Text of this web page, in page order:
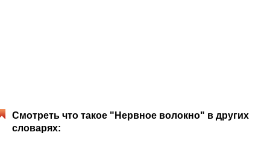
Смотреть что такое "Нервное волокно" в других
словарях: